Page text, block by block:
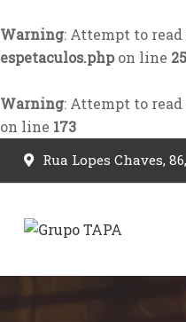
Warning: Attempt to
espetaculos.phpon line
Warning: Attempt to
on line 173
Rua Lopes Chaves,